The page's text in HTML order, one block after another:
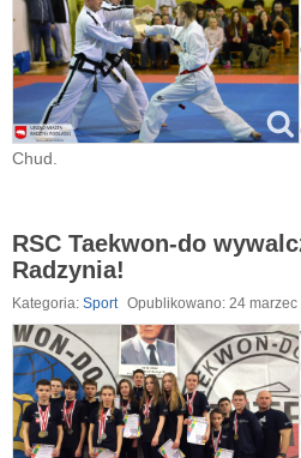
Chud.
RSC Taekwon-do
Radzynia!
Kategoria: Sport Opublikowano: 24 marzec